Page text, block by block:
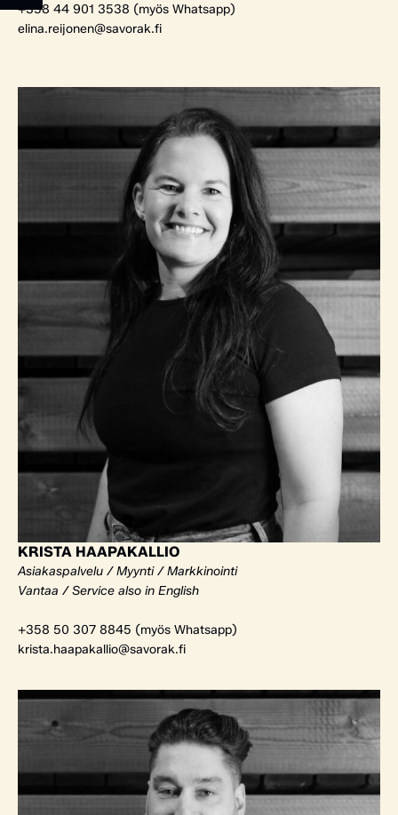
+358 44 901 3538 (myös Whatsapp)
elina.reijonen@savorak.fi
KRISTA HAAPAKALLIO
Asiakaspalvelu / Myynti / Markkinointi
Vantaa / Service also in English
+358 50 307 8845 (myös Whatsapp)
krista.haapakallio@savorak.fi